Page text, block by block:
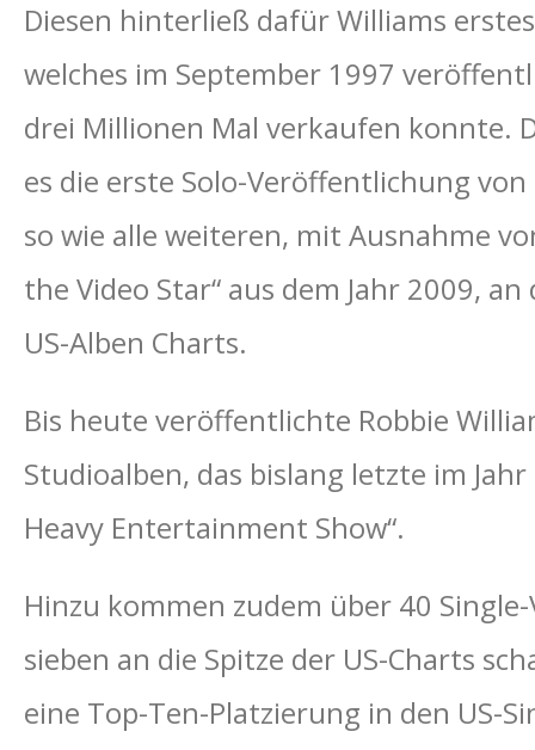
Diesen hinterließ dafür Williams
welches im September 1997
drei Millionen Mal verkaufen konnte.
es die erste Solo-Veröffentlichung von
so wie alle weiteren, mit Ausnahme
the Video Star“ aus dem Jahr 2009, an
US-Alben Charts.
Bis heute veröffentlichte Robbie
Studioalben, das bislang letzte im
Heavy Entertainment Show“.
Hinzu kommen zudem über 40
sieben an die Spitze der US-Charts
eine Top-Ten-Platzierung in den US-